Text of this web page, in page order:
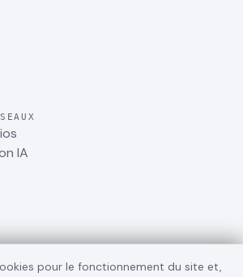
IA
pour le fonctionnement du site et,